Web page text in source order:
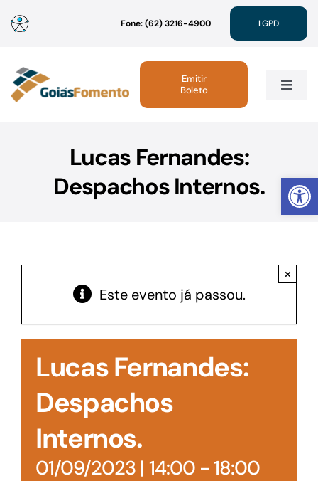
Abrir
para
conteúdo
Fone: (62) 3216-4900 LGPD
Toggle
Linhas de Crédito
Acesso à Informação
Emitir
Boleto
Lucas Fernandes:
Despachos Internos.
Este evento já passou.
×
Lucas Fernandes:
Despachos
Internos.
01/09/2023 | 14:00- 18:00